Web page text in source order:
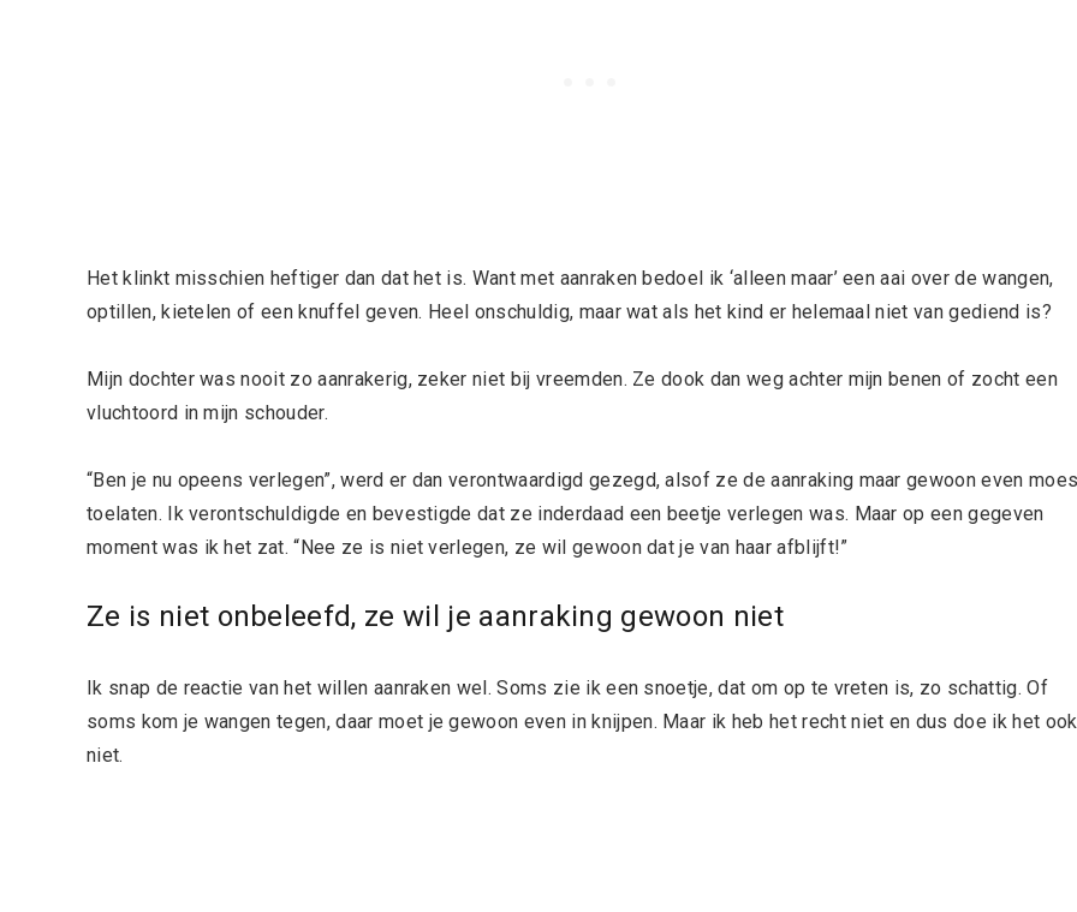
Het klinkt misschien heftiger dan dat het is. Want met aanraken bedoel ik ‘alleen maar’ een aai over de wangen,
optillen, kietelen of een knuffel geven. Heel onschuldig, maar wat als het kind er helemaal niet van gediend is?
Mijn dochter was nooit zo aanrakerig, zeker niet bij vreemden. Ze dook dan weg achter mijn benen of zocht een
vluchtoord in mijn schouder.
“Ben je nu opeens verlegen”, werd er dan verontwaardigd gezegd, alsof ze de aanraking maar gewoon even
toelaten. Ik verontschuldigde en bevestigde dat ze inderdaad een beetje verlegen was. Maar op een gegeven
moment was ik het zat. “Nee ze is niet verlegen, ze wil gewoon dat je van haar afblijft!”
Ze is niet onbeleefd, ze wil je aanraking gewoon niet
Ik snap de reactie van het willen aanraken wel. Soms zie ik een snoetje, dat om op te vreten is, zo schattig. Of
soms kom je wangen tegen, daar moet je gewoon even in knijpen. Maar ik heb het recht niet en dus doe ik het ook
niet.